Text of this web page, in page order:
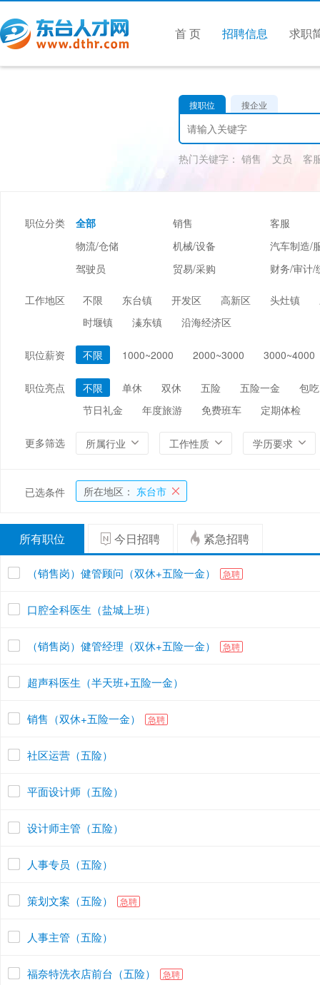
首 页 招聘信息 求职
搜职位 搜企业
热门关键字： 销售 文员 客
职位分类 全部 销售
客服
物流/仓储
机械/设备
汽车制造/
驾驶员
贸易/采购
财务/审计/
市场/媒介/公关
广告/会展/咨询
能源/电力/矿产
环保
工作地区 不限 东台镇 开发区 高新区 头灶镇
时堰镇
溱东镇 沿海经济区
职位薪资 不限 1000~2000 2000~3000 3000~4000
职位亮点 不限 单休 双休 五险 五险一金
包吃
节日礼金
年度旅游 免费班车 定期体检
更多筛选 所属行业 工作性质 学历要求
已选条件 所在地区： 东台市
所有职位 今日招聘 紧急招聘
（销售岗）健管顾问（双休+五险一金） 急聘
口腔全科医生（盐城上班）
（销售岗）健管经理（双休+五险一金） 急聘
超声科医生（半天班+五险一金）
销售（双休+五险一金） 急聘
社区运营（五险）
平面设计师（五险）
设计师主管（五险）
人事专员（五险）
策划文案（五险） 急聘
人事主管（五险）
福奈特洗衣店前台（五险） 急聘